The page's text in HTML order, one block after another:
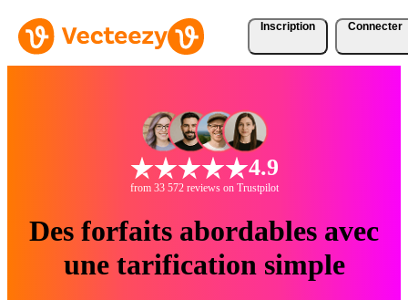
Inscription Connecter
4.9
from 33 572 reviews on Trustpilot
Des forfaits abordables avec
une tarification simple